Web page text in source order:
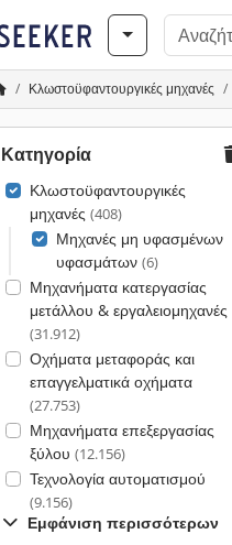
Κλωστοϋφαντουργικές μηχανές
Κατηγορία
Κλωστοϋφαντουργικές
μηχανές (408)
Μηχανές μη υφασμένων
υφασμάτων (6)
Μηχανήματα κατεργασίας
μετάλλου & εργαλειομηχανές
(31.912)
Οχήματα μεταφοράς και
επαγγελματικά οχήματα
(27.753)
Μηχανήματα επεξεργασίας
ξύλου (12.156)
Τεχνολογία αυτοματισμού
(9.156)
Εμφάνιση περισσότερων